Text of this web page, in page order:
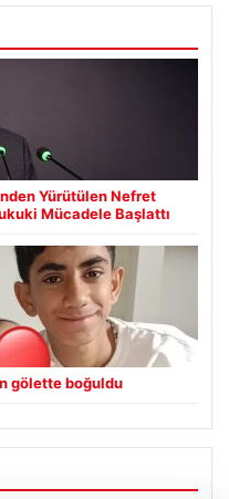
Yürütülen Nefret
Mücadele Başlattı
gölette boğuldu